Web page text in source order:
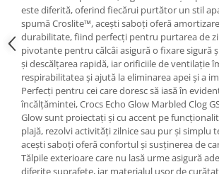
este diferită, oferind fiecărui purtător un stil
spumă Croslite™, acești saboți oferă
durabilitate, fiind perfecți pentru purtarea de zi
pivotante pentru călcâi asigură o fixare sigură
și descălțarea rapidă, iar orificiile de ventilație
respirabilitatea și ajută la eliminarea apei și a
Perfecți pentru cei care doresc să iasă în
încălțămintei, Crocs Echo Glow Marbled Clog
Glow sunt proiectați și cu accent pe
plajă, rezolvi activități zilnice sau pur și simplu
acești saboți oferă confortul și susținerea de
Tălpile exterioare care nu lasă urme asigură
diferite suprafețe, iar materialul ușor de